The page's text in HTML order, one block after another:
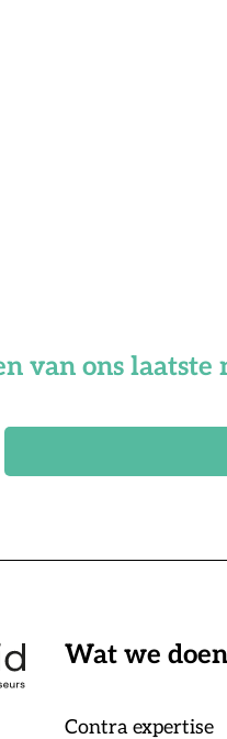
van ons
Wat we doen
Contra expertise